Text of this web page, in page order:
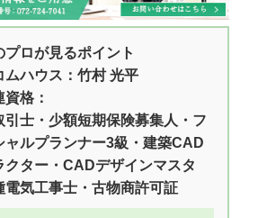
プロが見るポイント
ムハウス：竹村 光平
格：
引士・少額短期保険募集人・フ
ャルプランナー3級・建築CAD
クター・CADデザインマスタ
電気工事士・古物商許可証